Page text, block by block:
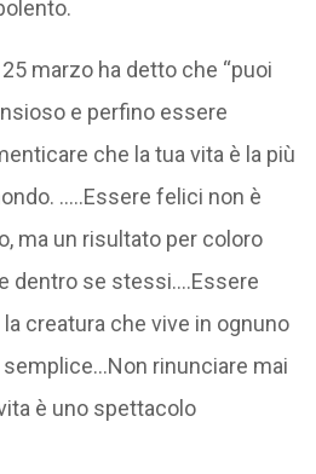
25 marzo ha detto che “puoi
e perfino essere
che la tua vita è la più
…..Essere felici non è
ma un risultato per coloro
dentro se stessi….Essere
creatura che vive in ognuno
semplice…Non rinunciare mai
è uno spettacolo